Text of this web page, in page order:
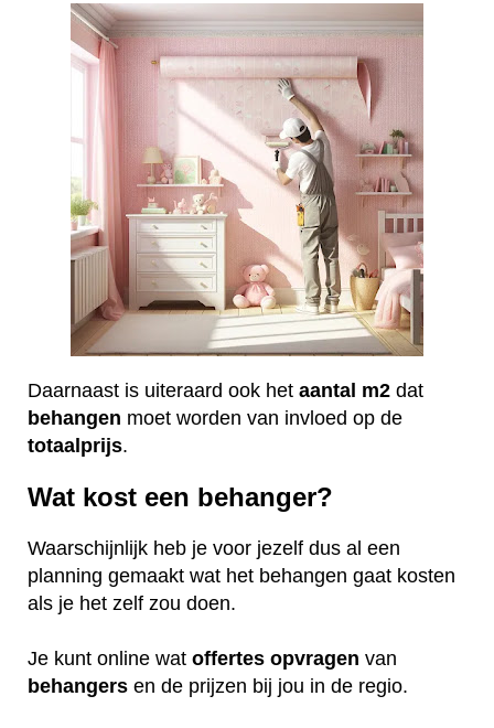
Daarnaast is uiteraard ook het aantal m2 dat
behangen moet worden van invloed op de
totaalprijs.
Wat kost een behanger?
Waarschijnlijk heb je voor jezelf dus al een
planning gemaakt wat het behangen gaat kosten
als je het zelf zou doen.
Je kunt online wat offertes opvragen van
behangers en de prijzen bij jou in de regio.